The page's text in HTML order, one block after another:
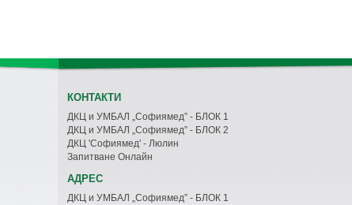
КОНТАКТИ
ДКЦ и УМБАЛ „Софиямед” - БЛОК 1
ДКЦ и УМБАЛ „Софиямед” - БЛОК 2
ДКЦ 'Софиямед' - Люлин
Запитване Онлайн
АДРЕС
ДКЦ и УМБАЛ „Софиямед” - БЛОК 1